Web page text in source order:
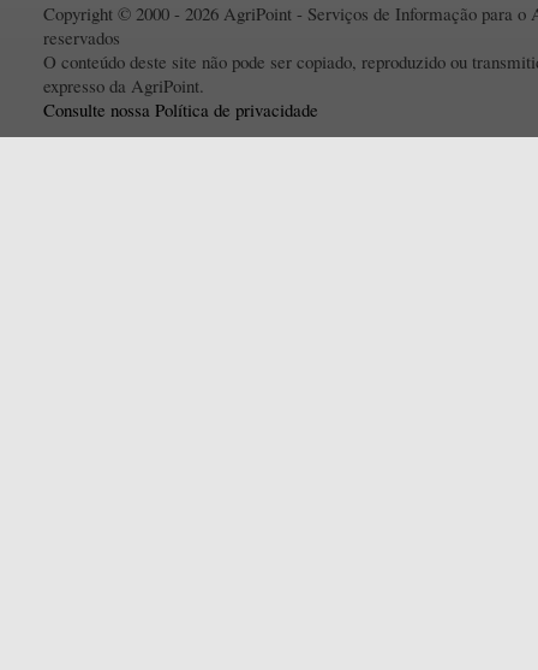
Copyright © 2000 - 2026 AgriPoint - Serviços de Informação para o
reservados
O conteúdo deste site não pode ser copiado, reproduzido ou
expresso da AgriPoint.
Consulte nossa Política de privacidade